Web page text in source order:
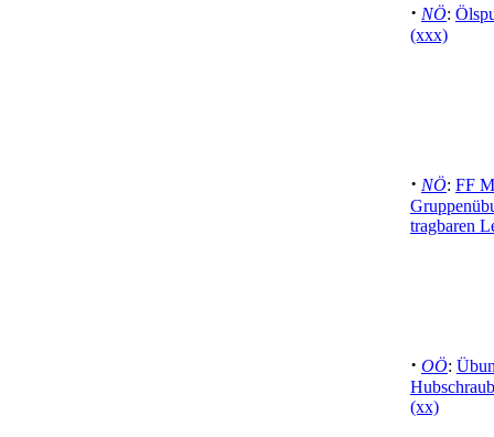
· NÖ:
(xxx)
· NÖ: FF
tragbaren
· OÖ:
(xx)